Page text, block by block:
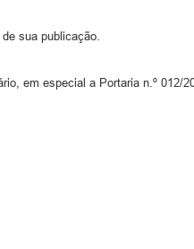
sua publicação.
em especial a Portaria n.º 012/